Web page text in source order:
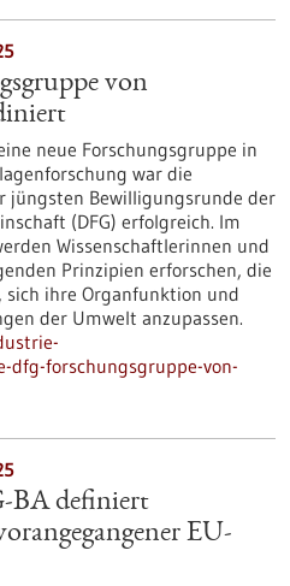
von
neue Forschungsgruppe in
war die
jüngsten Bewilligungsrunde der
(DFG) erfolgreich. Im
Wissenschaftlerinnen und
Prinzipien erforschen, die
sich ihre Organfunktion und
der Umwelt anzupassen.
forschungsgruppe-von-
BA definiert
EU-